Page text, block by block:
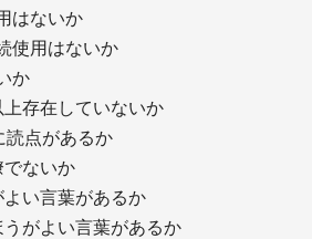
価ガイドライン【2023年11月
価ガイドライン【2025年9月 日
評価ガイドライン
価ガイドライン【2025年9月 日
の種類のページ
ンジン対策
はないか
使用はないか
か
存在していないか
読点があるか
でないか
い言葉があるか
がよい言葉があるか